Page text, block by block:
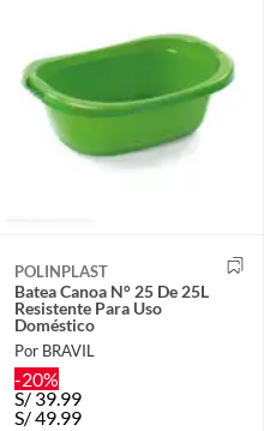
POLINPLAST
Batea Canoa N° 25 De 25L
Resistente Para Uso
Doméstico
Por BRAVIL
-20%
S/ 39.99
S/49.99